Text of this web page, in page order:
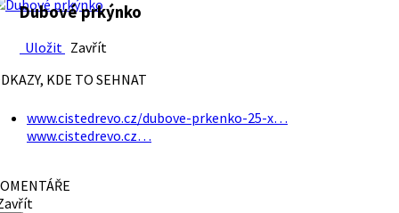
Dubové prkýnko
Uložit Zavřít
KDE TO SEHNAT
www.cistedrevo.cz/dubove-prkenko-25-x…
www.cistedrevo.cz…